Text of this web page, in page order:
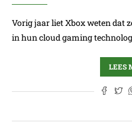
Vorig jaar liet Xbox weten dat
in hun cloud gaming
LEES